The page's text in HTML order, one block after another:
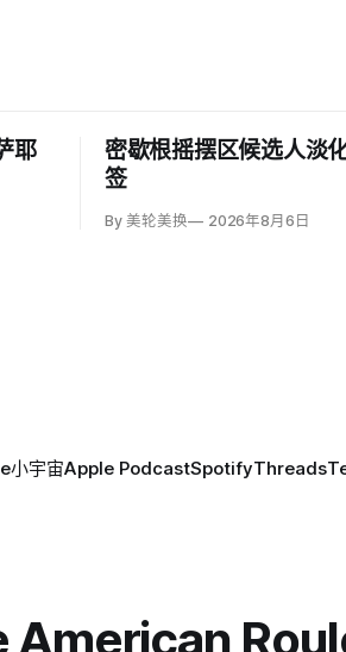
耶
密歇根摇摆区候选人淡
签
By 美轮美换 2026年8月6日
小宇宙Apple PodcastSpotifyThreads
American